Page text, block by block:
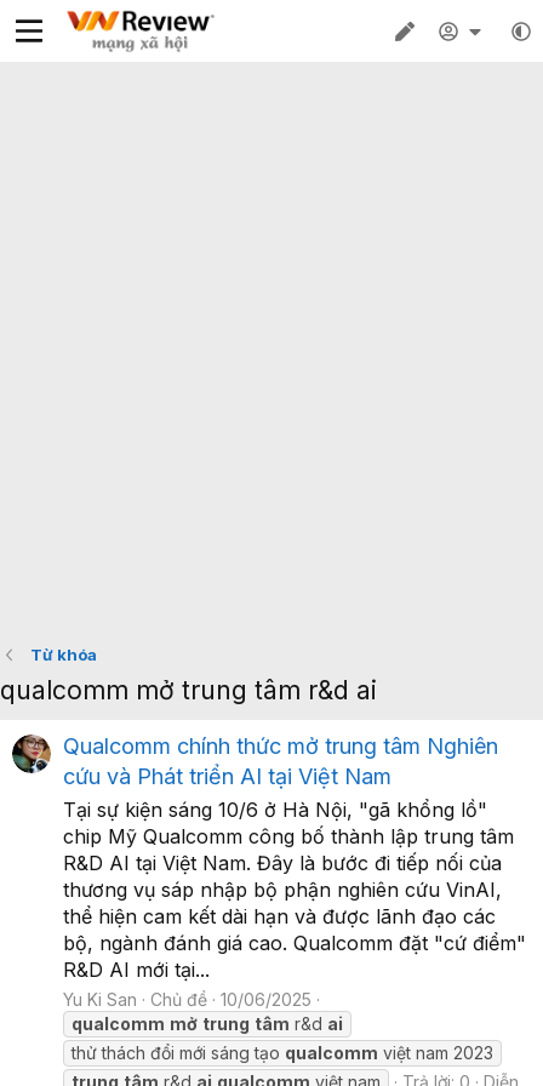
Từ khóa
qualcomm mở trung tâm r&d ai
Qualcomm chính thức mở trung tâm Nghiên
cứu và Phát triển AI tại Việt Nam
Tại sự kiện sáng 10/6 ở Hà Nội, "gã khổng lồ"
chip Mỹ Qualcomm công bố thành lập trung tâm
R&D AI tại Việt Nam. Đây là bước đi tiếp nối của
thương vụ sáp nhập bộ phận nghiên cứu VinAI,
thể hiện cam kết dài hạn và được lãnh đạo các
bộ, ngành đánh giá cao. Qualcomm đặt "cứ điểm"
R&D AI mới tại...
Yu Ki San Chủ đề
10/06/2025
qualcomm mở trung tâm r&d ai
thử thách đổi mới sáng tạo qualcomm việt nam 2023